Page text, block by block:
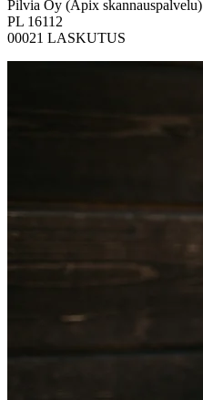
Pilvia Oy (Apix skannauspalvelu)
PL 16112
00021 LASKUTUS